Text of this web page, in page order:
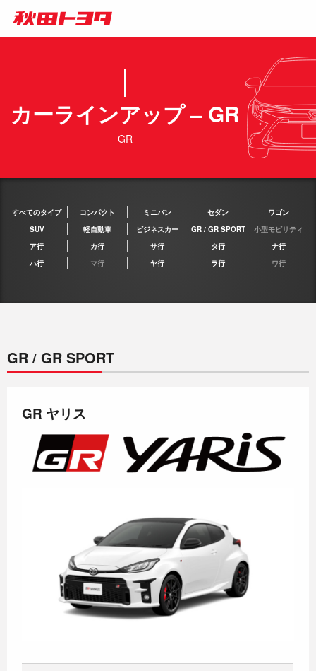
カーラインアップ – GR
GR
すべてのタイプ コンパクト ミニバン セダン
ワゴン
SUV
軽自動車 ビジネスカー GR / GR SPORT
小型モビリティ
ア行
カ行 サ行 タ行
ナ行
ハ行
マ行 ヤ行 ラ行 ワ行
GR / GR SPORT
GR ヤリス